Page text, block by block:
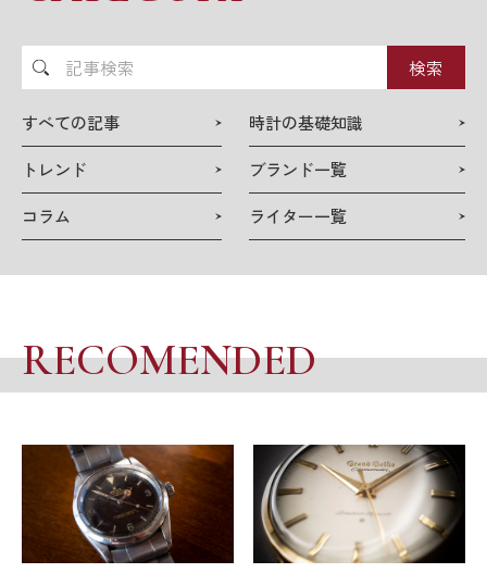
記
事
検
索
すべての記事
トレンド
コラム
時計の基礎知識
ブランド一覧
ライター一覧
RECOMENDED